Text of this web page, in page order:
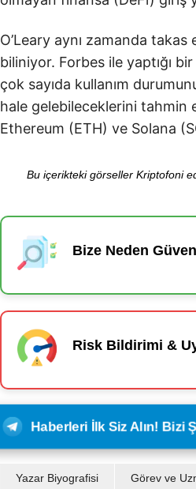
O’Leary aynı zamanda
biliniyor. Forbes ile yaptığı
çok sayıda kullanım
hale gelebileceklerini
Ethereum (ETH) ve Solana
Bu içerikteki görseller Kriptofoni
Bize Neden
Risk Bildirimi &
Haberleri İlk Siz Alın!
Yazar Biyografisi Görev ve